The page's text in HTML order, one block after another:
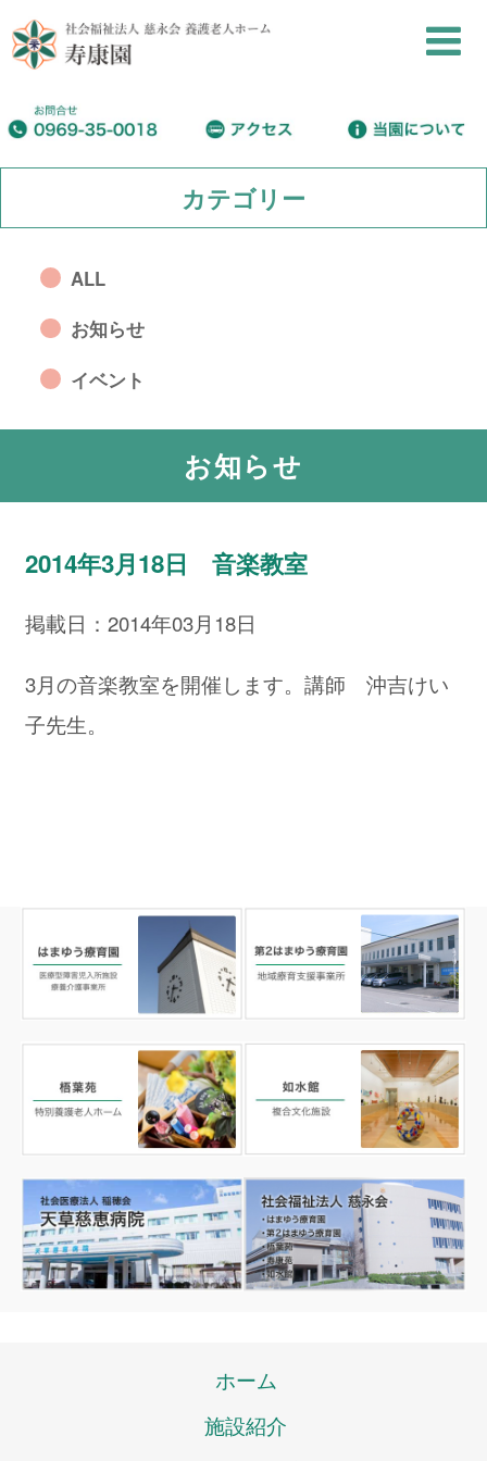
カテゴリー
ALL
お知らせ
イベント
お知らせ
2014年3月18日 音楽教室
掲載日：2014年03月18日
3月の音楽教室を開催します。講師 沖吉けい
子先生。
ホーム
施設紹介